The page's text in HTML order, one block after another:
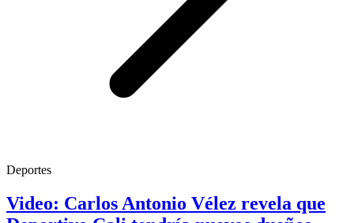
Deportes
Video: Carlos Antonio Vélez revela que